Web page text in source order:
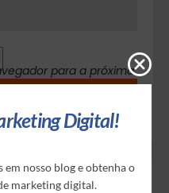
Digital!
nosso blog e obtenha o
marketing digital.